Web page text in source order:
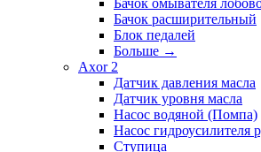
Бачок омывателя
Бачок расширительный
Блок педалей
Больше →
Axor 2
Датчик давления масла
Датчик уровня масла
Насос водяной (Помпа)
Насос гидроусилителя
Ступица